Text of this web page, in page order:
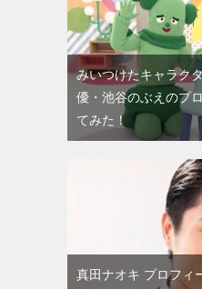
みいつけたキャラク
優・池谷のぶえのプ
てみた！
真田ナオキ プロフィ